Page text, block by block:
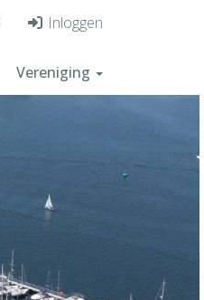
Inloggen
Vereniging